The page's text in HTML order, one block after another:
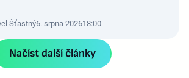
Šťastný6. srpna 202618:00
Načíst další články